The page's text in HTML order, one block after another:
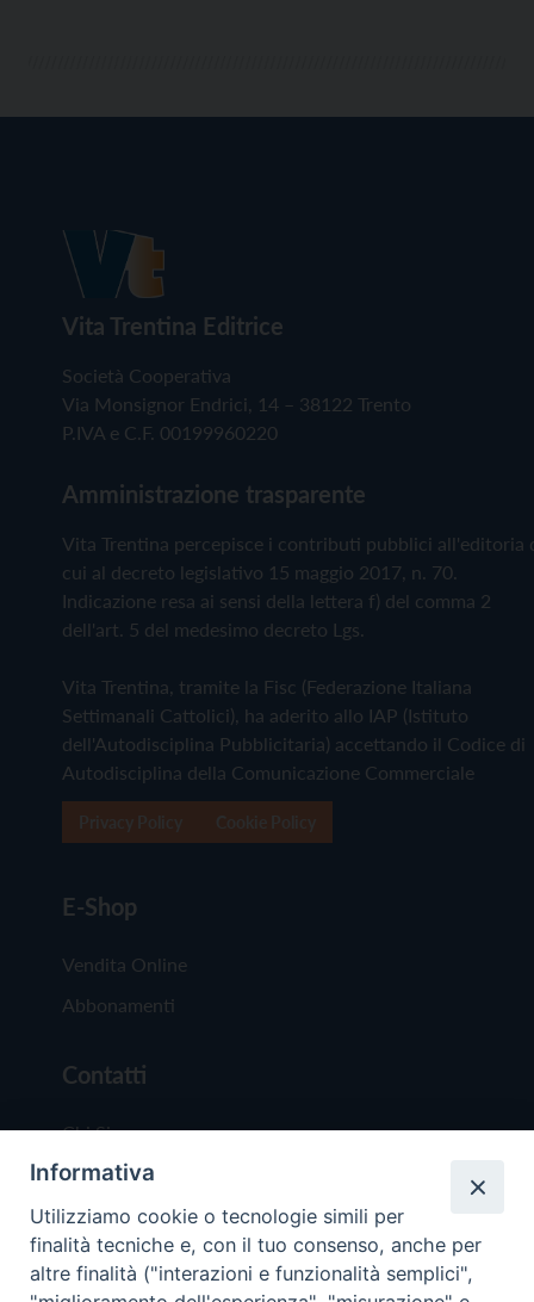
Vita Trentina Editrice
Società Cooperativa
Via Monsignor Endrici, 14 – 38122 Trento
P.IVA e C.F. 00199960220
Amministrazione trasparente
Vita Trentina percepisce i contributi pubblici all'editoria
cui al decreto legislativo 15 maggio 2017, n. 70.
Indicazione resa ai sensi della lettera f) del comma 2
dell'art. 5 del medesimo decreto Lgs.
Vita Trentina, tramite la Fisc (Federazione Italiana
Settimanali Cattolici), ha aderito allo IAP (Istituto
dell'Autodisciplina Pubblicitaria) accettando il Codice di
Autodisciplina della Comunicazione Commerciale
E-Shop
Vendita Online
Abbonamenti
Contatti
Chi Siamo
Redazione
Scrivici
Informativa
Utilizziamo cookie o tecnologie simili per
finalità tecniche e, con il tuo consenso, anche per
altre finalità ("interazioni e funzionalità semplici",